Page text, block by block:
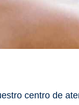
centro de